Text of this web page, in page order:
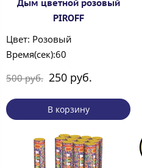
Дым цветной розовый
PIROFF
Цвет: Розовый
Время(сек):60
500 руб. 250 руб.
В корзину